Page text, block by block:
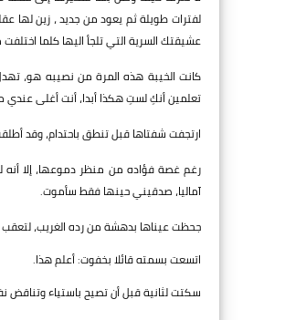
لفترات طويلة ثم يعود من جديد ، زين لها
عشيقتك السرية التي تلجأ اليها كلما
كانت الخيبة هذه المرة من نصيبه هو،
تعلمين أنكِ لستِ هكذا أبدا، أنت أغلى عندي
ارتجفت شفتاها قبل تنطق باحتدام، وقد
رغم غصة فؤاده من منظر دموعها، إلا
آماليا، صدقيني حينها فقط سأموت.
جحظت عيناها بدهشة من رده الغريب، لتعقب
اتسعت بسمته قائلا بخفوت: أعلم هذا.
سكتت لثانية قبل أن تصيح باستياء وتناقض